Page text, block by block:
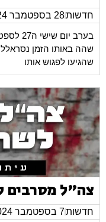
חדשות28 בספטמבר 2024
בערב
שהה באותו הזמן נסראללה
שהגיעו לפגוש אותו
צה"ל מסרבים
חדשות7 בספטמבר 2024